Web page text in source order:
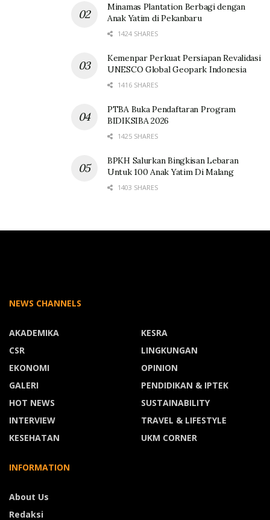
Minamas Plantation Berbagi dengan
Anak Yatim di Pekanbaru
1424 SHARES
Kemenpar Perkuat Persiapan Revalidasi
UNESCO Global Geopark Indonesia
1416 SHARES
PTBA Buka Pendaftaran Program
BIDIKSIBA 2026
1425 SHARES
BPKH Salurkan Bingkisan Lebaran
Untuk 100 Anak Yatim Di Malang
1403 SHARES
NEWS CHANNELS
AKADEMIKA
CSR
EKONOMI
GALERI
HOT NEWS
INTERVIEW
KESEHATAN
KESRA
LINGKUNGAN
OPINION
PENDIDIKAN & IPTEK
SUSTAINABILITY
TRAVEL & LIFESTYLE
UKM CORNER
INFORMATION
About Us
Redaksi